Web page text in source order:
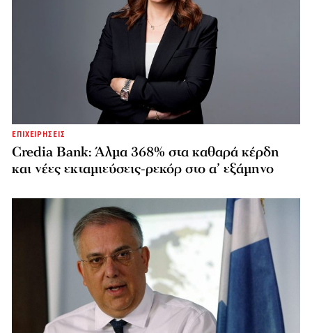
ΕΠΙΧΕΙΡΗΣΕΙΣ
Credia Bank: Άλμα 368% στα καθαρά κέρδη
και νέες εκταμιεύσεις-ρεκόρ στο α’ εξάμηνο